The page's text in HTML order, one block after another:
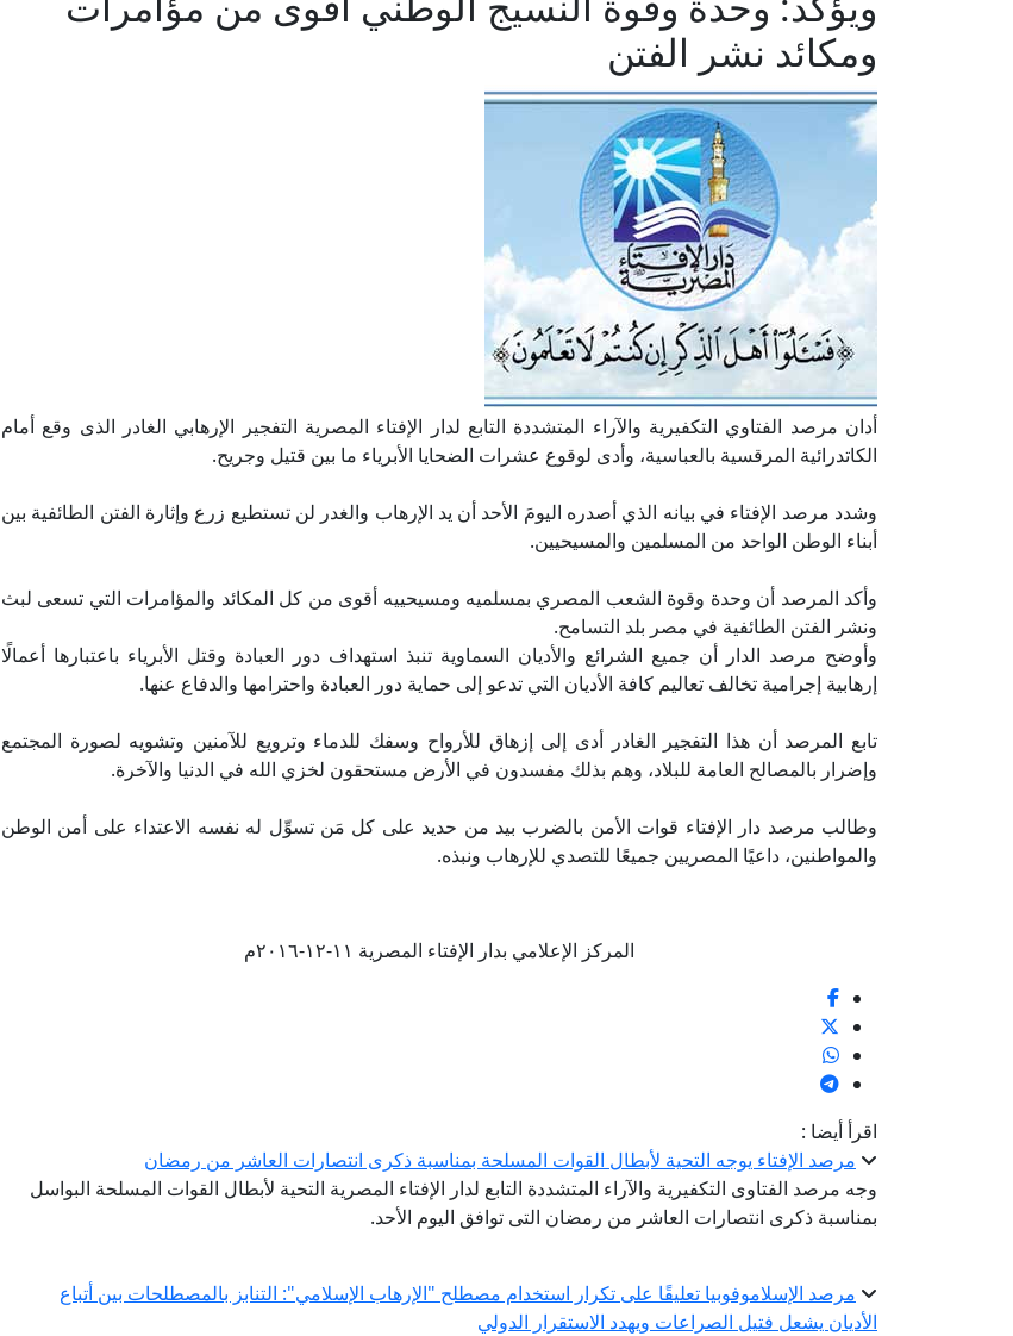
ومكائد نشر الفتن
أدان مرصد الفتاوي التكفيرية والآراء المتشددة التابع لدار الإفتاء المصرية التفجير الإرهابي الغادر الذى وقع أمام
الكاتدرائية المرقسية بالعباسية، وأدى لوقوع عشرات الضحايا الأبرياء ما بين قتيل وجريح.
وشدد مرصد الإفتاء في بيانه الذي أصدره اليومَ الأحد أن يد الإرهاب والغدر لن تستطيع زرع وإثارة الفتن الطائفية بين
أبناء الوطن الواحد من المسلمين والمسيحيين.
وأكد المرصد أن وحدة وقوة الشعب المصري بمسلميه ومسيحييه أقوى من كل المكائد والمؤامرات التي تسعى لبث
ونشر الفتن الطائفية في مصر بلد التسامح.
وأوضح مرصد الدار أن جميع الشرائع والأديان السماوية تنبذ استهداف دور العبادة وقتل الأبرياء باعتبارها أعمالًا
إرهابية إجرامية تخالف تعاليم كافة الأديان التي تدعو إلى حماية دور العبادة واحترامها والدفاع عنها.
تابع المرصد أن هذا التفجير الغادر أدى إلى إزهاق للأرواح وسفك للدماء وترويع للآمنين وتشويه لصورة المجتمع
وإضرار بالمصالح العامة للبلاد، وهم بذلك مفسدون في الأرض مستحقون لخزي الله في الدنيا والآخرة.
وطالب مرصد دار الإفتاء قوات الأمن بالضرب بيد من حديد على كل مَن تسوِّل له نفسه الاعتداء على أمن الوطن
والمواطنين، داعيًا المصريين جميعًا للتصدي للإرهاب ونبذه.
المركز الإعلامي بدار الإفتاء المصرية ١١-١٢-٢٠١٦م
اقرأ أيضا :
مرصد الإفتاء يوجه التحية لأبطال القوات المسلحة بمناسبة ذكرى انتصارات العاشر من رمضان
وجه مرصد الفتاوى التكفيرية والآراء المتشددة التابع لدار الإفتاء المصرية التحية لأبطال القوات المسلحة البواسل
بمناسبة ذكرى انتصارات العاشر من رمضان التى توافق اليوم الأحد.
مرصد الإسلاموفوبيا تعليقًا على تكرار استخدام مصطلح "الإرهاب الإسلامي": التنابز بالمصطلحات بين أتباع
الأديان يشعل فتيل الصراعات ويهدد الاستقرار الدولي